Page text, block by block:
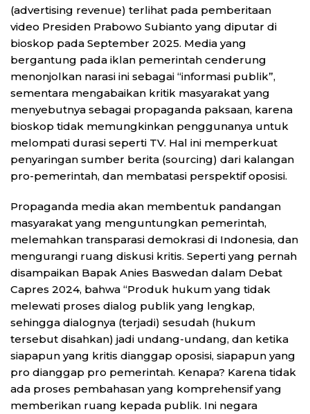
(advertising revenue) terlihat pada pemberitaan
video Presiden Prabowo Subianto yang diputar di
bioskop pada September 2025. Media yang
bergantung pada iklan pemerintah cenderung
menonjolkan narasi ini sebagai “informasi publik”,
sementara mengabaikan kritik masyarakat yang
menyebutnya sebagai propaganda paksaan, karena
bioskop tidak memungkinkan penggunanya untuk
melompati durasi seperti TV. Hal ini memperkuat
penyaringan sumber berita (sourcing) dari kalangan
pro-pemerintah, dan membatasi perspektif oposisi.
Propaganda media akan membentuk pandangan
masyarakat yang menguntungkan pemerintah,
melemahkan transparasi demokrasi di Indonesia, dan
mengurangi ruang diskusi kritis. Seperti yang pernah
disampaikan Bapak Anies Baswedan dalam Debat
Capres 2024, bahwa “Produk hukum yang tidak
melewati proses dialog publik yang lengkap,
sehingga dialognya (terjadi) sesudah (hukum
tersebut disahkan) jadi undang-undang, dan ketika
siapapun yang kritis dianggap oposisi, siapapun yang
pro dianggap pro pemerintah. Kenapa? Karena tidak
ada proses pembahasan yang komprehensif yang
memberikan ruang kepada publik. Ini negara